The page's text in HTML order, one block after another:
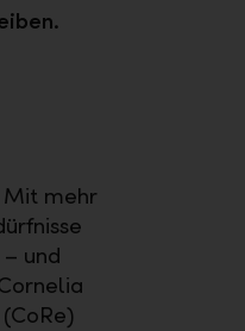
Mit mehr
und